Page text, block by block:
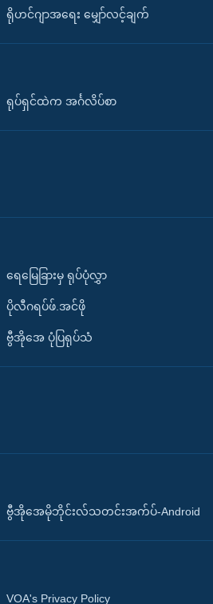
ရိုဟင်ဂျာအရေး မျှော်လင့်ချက်
ရုပ်ရှင်ထဲက အင်္ဂလိပ်စာ
ရေမြေခြားမှ ရုပ်ပုံလွှာ
ပိုလီဂရပ်ဖ်.အင်ဖို
ဗွီအိုအေ ပုံပြရုပ်သံ
ဗွီအိုအေမိုဘိုင်းလ်သတင်းအက်ပ်-Android
VOA's Privacy Policy